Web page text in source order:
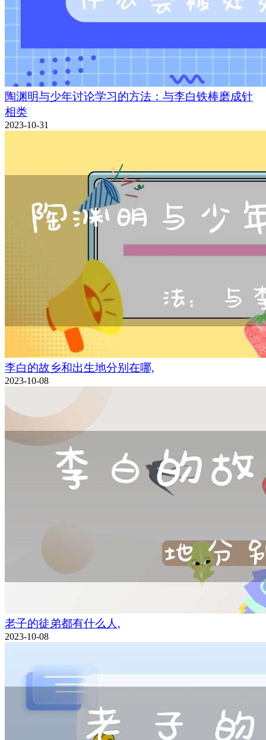
陶渊明与少年讨论学习的方法：与李白铁棒磨成针
相类
2023-10-31
李白的故乡和出生地分别在哪,
2023-10-08
老子的徒弟都有什么人,
2023-10-08